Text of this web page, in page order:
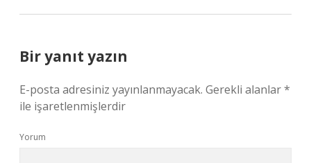
Bir yanıt yazın
E-posta adresiniz yayınlanmayacak. Gerekli alanlar*
ile işaretlenmişlerdir
Yorum